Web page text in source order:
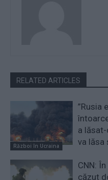
RELATED ARTICLES
Război în Ucraina
”Rusia
a
va lăsa
CNN:
căzut